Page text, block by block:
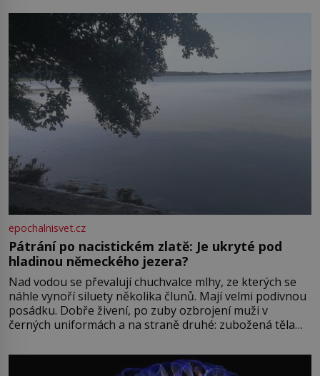
Boskovice na okraji Drahanské vrchoviny vznikla někdy
ve13. století, a už v roce 1313 kronikáři zaznamenali
epochalnisvet.cz
Pátrání po nacistickém zlatě: Je ukryté pod
hladinou německého jezera?
Nad vodou se převalují chuchvalce mlhy, ze kterých se
náhle vynoří siluety několika člunů. Mají velmi podivnou
posádku. Dobře živení, po zuby ozbrojení muži v
černých uniformách a na straně druhé: zubožená těla
přízračná scéna znamená? Je jaro roku 1945, druhá
světová válka se chýlí ke konci. Jezero Stolpsee